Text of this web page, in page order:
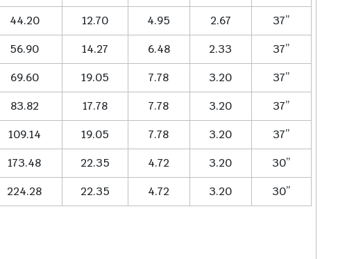
44.20 12.70 4.95 2.67
37”
56.90 14.27 6.48 2.33
37”
69.60 19.05 7.78 3.20
37”
83.82 17.78 7.78 3.20
37”
109.14 19.05 7.78 3.20
37”
173.48 22.35 4.72 3.20
30”
224.28 22.35 4.72 3.20 30”